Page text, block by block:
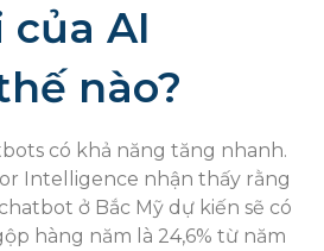
của AI
nào?
có khả năng tăng nhanh.
Intelligence nhận thấy rằng
ở Bắc Mỹ dự kiến sẽ có
hàng năm là 24,6% từ năm